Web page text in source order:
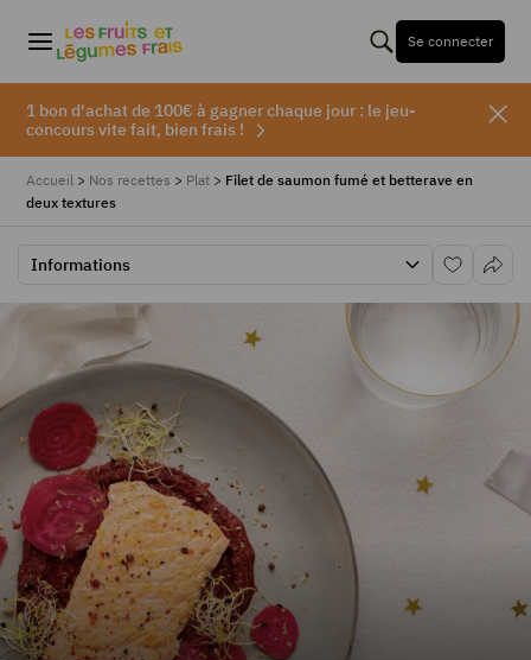
Se connecter
1 bon d'achat de 100€ à gagner chaque jour : le jeu-
concours vite fait, bien frais !
Accueil > Nos recettes > Plat > Filet de saumon fumé et betterave en
deux textures
Informations